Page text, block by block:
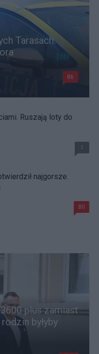
Tarasach.
86
Ruszają loty do
1
najgorsze.
80
plus zamiast
byłyby